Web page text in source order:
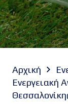
Αρχική
Ενεργειακή